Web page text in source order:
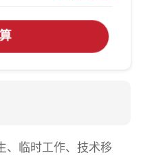
、临时工作、技术移